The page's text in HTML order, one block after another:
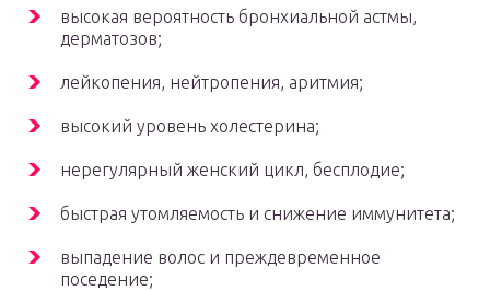
высокая вероятность бронхиальной астмы,
дерматозов;
лейкопения, нейтропения, аритмия;
высокий уровень холестерина;
нерегулярный женский цикл, бесплодие;
быстрая утомляемость и снижение иммунитета;
выпадение волос и преждевременное
поседение;